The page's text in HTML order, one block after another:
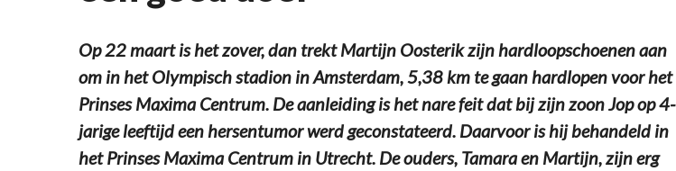
Op 22 maart is het zover, dan trekt Martijn Oosterik zijn hardloopschoenen aan
om in het Olympisch stadion in Amsterdam, 5,38 km te gaan hardlopen voor het
Prinses Maxima Centrum. De aanleiding is het nare feit dat bij zijn zoon Jop op 4-
jarige leeftijd een hersentumor werd geconstateerd. Daarvoor is hij behandeld in
het Prinses Maxima Centrum in Utrecht. De ouders, Tamara en Martijn, zijn erg